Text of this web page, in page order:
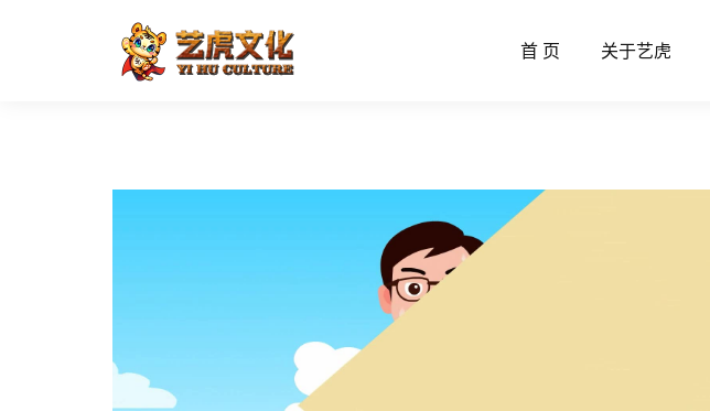
首 页 关于艺虎
古装风格制作-婚礼动画视频